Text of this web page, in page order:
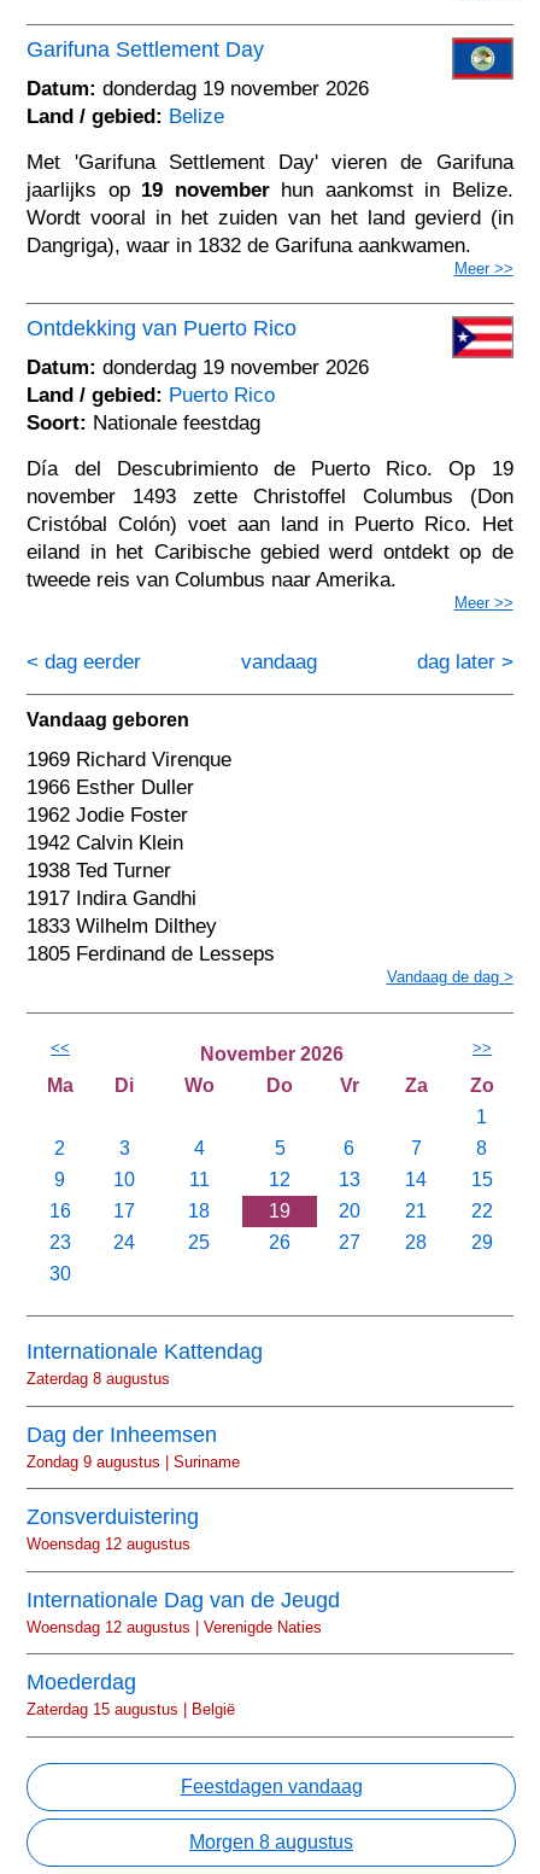
Garifuna Settlement Day
Datum: donderdag 19 november 2026
Land / gebied: Belize
Met 'Garifuna Settlement Day' vieren de Garifuna
jaarlijks op 19 novemberhun aankomst in Belize.
Wordt vooral in het zuiden van het land gevierd (in
Dangriga), waar in 1832 de Garifuna aankwamen.
Meer >>
Ontdekking van Puerto Rico
Datum: donderdag 19 november 2026
Land / gebied: Puerto Rico
Soort: Nationale feestdag
Día del Descubrimiento de Puerto Rico. Op 19
november 1493 zette Christoffel Columbus (Don
Cristóbal Colón) voet aan land in Puerto Rico. Het
eiland in het Caribische gebied werd ontdekt op de
tweede reis van Columbus naar Amerika.
Meer >>
< dag eerder dag later >
vandaag
Vandaag geboren
1969 Richard Virenque
1966 Esther Duller
1962 Jodie Foster
1942 Calvin Klein
1938 Ted Turner
1917 Indira Gandhi
1833 Wilhelm Dilthey
1805 Ferdinand de Lesseps
Vandaag de dag >
<< November 2026 >>
Ma Di Wo Do Vr Za
Zo
1
2
3 4 5 6 7
8
9
10 11 12 13 14
15
16
17 18 19 20 21
22
23
24 25 26 27 28
29
30
Internationale Kattendag
Zaterdag 8 augustus
Dag der Inheemsen
Zondag 9 augustus | Suriname
Zonsverduistering
Woensdag 12 augustus
Internationale Dag van de Jeugd
Woensdag 12 augustus | Verenigde Naties
Moederdag
Zaterdag 15 augustus | België
Feestdagen vandaag
Morgen 8 augustus